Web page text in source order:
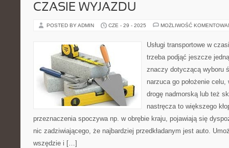
CZASIE WYJAZDU
POSTED BY ADMIN CZE - 29 - 2025 MOŻLIWOŚĆ
Usługi transportowe w
trzeba podjąć jeszcze
znaczy dotyczącą wyboru
narzuca go położenie
drogę nadmorską lub też
nastręcza to większego
przeznaczenia spoczywa np. w obrębie kraju, pojawiają się
nic zadziwiającego, że najbardziej przedkładanym jest auto.
wszędzie i […]